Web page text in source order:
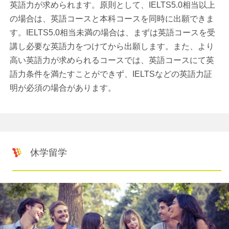
英語力が求められます。原則として、IELTS5.0相当以上
の場合は、英語コースと本科コースを同時に出願できま
す。IELTS5.0相当未満の場合は、まずは英語コースを受
講し必要な英語力をつけてから出願します。また、より
高い英語力が求められるコースでは、英語コースにて英
語力条件を満たすことができず、IELTSなどの英語力証
明が必須の場合があります。
休学留学